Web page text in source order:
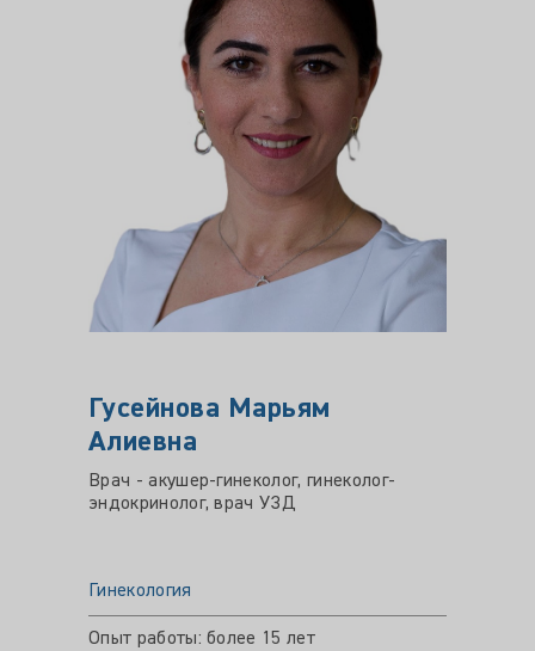
Гусейнова Марьям
Алиевна
Врач - акушер-гинеколог, гинеколог-
эндокринолог, врач УЗД
Гинекология
Опыт работы: более 15 лет